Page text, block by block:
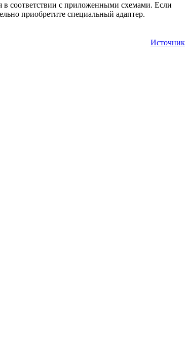
в соответствии с приложенными схемами. Если
приобретите специальный адаптер.
Источник